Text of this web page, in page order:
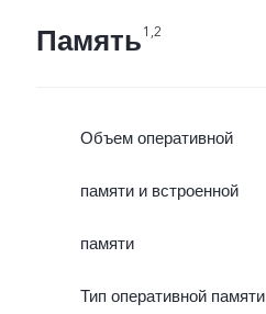
Память1,2
Объем оперативной
памяти и встроенной
памяти
Тип оперативной памяти